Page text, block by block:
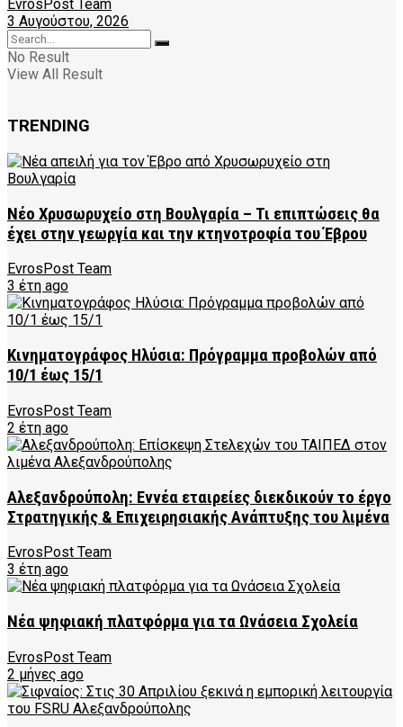
EvrosPost Team
3 Αυγούστου, 2026
No Result
View All Result
TRENDING
Νέο Χρυσωρυχείο στη Βουλγαρία – Τι επιπτώσεις θα
έχει στην γεωργία και την κτηνοτροφία του Έβρου
EvrosPost Team
3 έτη ago
Κινηματογράφος Ηλύσια: Πρόγραμμα προβολών από
10/1 έως 15/1
EvrosPost Team
2 έτη ago
Αλεξανδρούπολη: Εννέα εταιρείες διεκδικούν το έργο
Στρατηγικής & Επιχειρησιακής Ανάπτυξης του λιμένα
EvrosPost Team
3 έτη ago
Νέα ψηφιακή πλατφόρμα για τα Ωνάσεια Σχολεία
EvrosPost Team
2 μήνες ago